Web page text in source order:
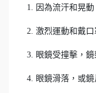
1. 因為流汗和晃動
2. 激烈運動和戴
3. 眼鏡受撞擊，鏡
4. 眼鏡滑落，或鏡